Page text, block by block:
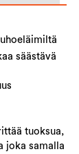
säästävä
tuoksua,
joka samalla